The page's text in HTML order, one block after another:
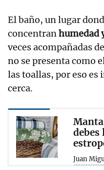
El baño, un lugar
concentranhumedad
veces acompañadas
no se presenta como
las toallas, por eso
cerca.
debes
Juan